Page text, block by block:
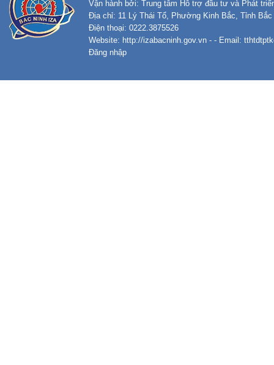
Vận hành bởi: Trung tâm Hỗ trợ đầu tư và Phát
Địa chỉ: 11 Lý Thái Tổ, Phường Kinh Bắc, Tỉnh Bắc
Điện thoại: 0222.3875526
Website: http://izabacninh.gov.vn - - Email:
Đăng nhập